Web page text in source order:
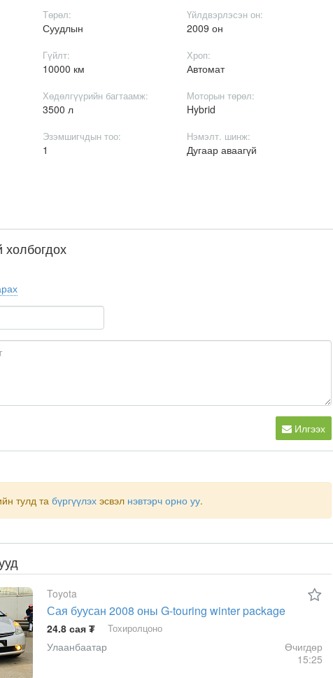
Төрөл:
Суудлын
Үйлдвэрлэсэн он:
2009 он
Гүйлт:
10000 км
Хроп:
Автомат
Хөдөлгүүрийн багтаамж:
3500 л
Моторын төрөл:
Hybrid
Эзэмшигчдын тоо:
1
Нэмэлт. шинж:
Дугаар аваагүй
холбогдох
Илгээх
тулд та бүргүүлэх эсвэл нэвтэрч орно уу.
Toyota
Сая буусан 2008 оны G-touring winter package
24.8 сая ₮ Тохиролцоно
Улаанбаатар
Өчигдөр
15:25